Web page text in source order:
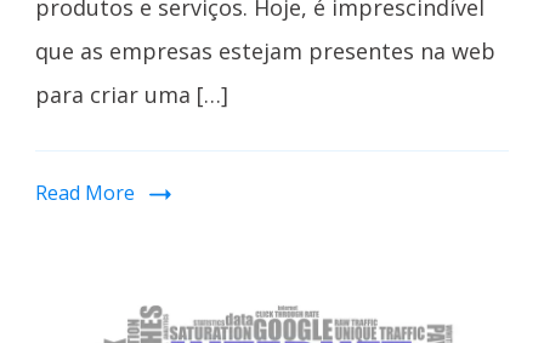
produtos e serviços. Hoje, é imprescindível
que as empresas estejam presentes na web
para criar uma […]
Read More